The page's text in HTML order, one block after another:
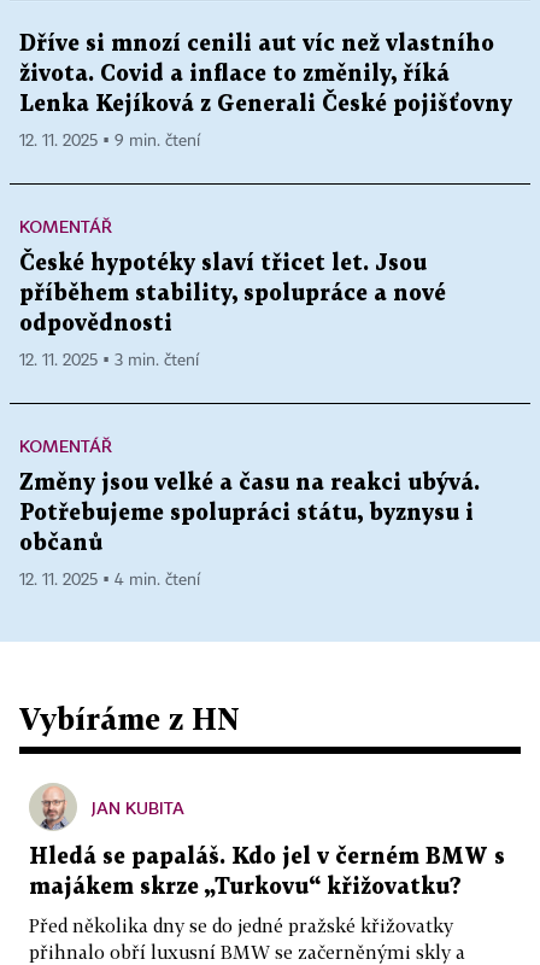
Dříve si mnozí cenili aut víc než vlastního
života. Covid a inflace to změnily, říká
Lenka Kejíková z Generali České pojišťovny
12. 11. 2025 ▪ 9 min. čtení
KOMENTÁŘ
České hypotéky slaví třicet let. Jsou
příběhem stability, spolupráce a nové
odpovědnosti
12. 11. 2025 ▪ 3 min. čtení
KOMENTÁŘ
Změny jsou velké a času na reakci ubývá.
Potřebujeme spolupráci státu, byznysu i
občanů
12. 11. 2025 ▪ 4 min. čtení
Vybíráme z HN
JAN KUBITA
Hledá se papaláš. Kdo jel v černém BMW s
majákem skrze „Turkovu“ křižovatku?
Před několika dny se do jedné pražské křižovatky
přihnalo obří luxusní BMW se začerněnými skly a